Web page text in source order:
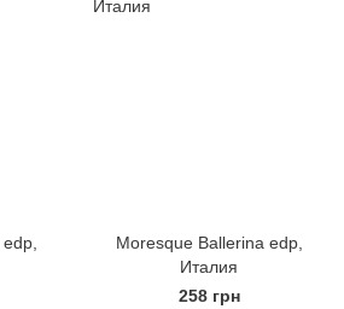
Moresque Ballerina edp,
Италия
258 грн